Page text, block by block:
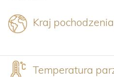
Kraj
Temperatura